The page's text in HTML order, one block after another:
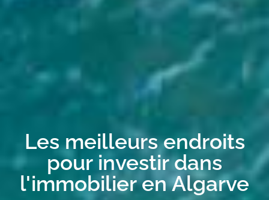
Les meilleurs endroits
pour investir dans
l'immobilier en Algarve